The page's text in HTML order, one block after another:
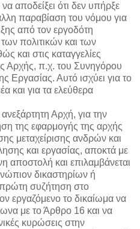
αποδείξει ότι δεν υπήρξε
παραβίαση του νόμου για
από τον εργοδότη
των πολιτικών και των
και στις καταγγελίες
Αρχής, π.χ. του Συνηγόρου
Εργασίας. Αυτό ισχύει για το
και για τα ελεύθερα
Αρχή, για την
της εφαρμογής της αρχής
μεταχείρισης ανδρών και
και εργασίας, αποκτά με
αποστολή και επιλαμβάνεται
δικαστηρίων ή
συζήτηση στο
εργαζόμενο το δικαίωμα να
με το Άρθρο 16 και να
κυρώσεις στην